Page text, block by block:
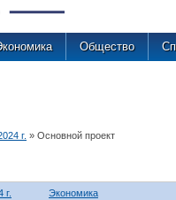
Общество
г. » Основной проект
г. Экономика